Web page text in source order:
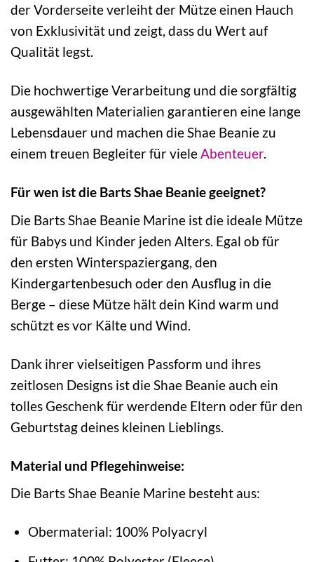
der Vorderseite verleiht der Mütze einen Hauch
von Exklusivität und zeigt, dass du Wert auf
Qualität legst.
Die hochwertige Verarbeitung und die sorgfältig
ausgewählten Materialien garantieren eine lange
Lebensdauer und machen die Shae Beanie zu
einem treuen Begleiter für vieleAbenteuer.
Für wen ist die Barts Shae Beanie geeignet?
Die Barts Shae Beanie Marine ist die ideale Mütze
für Babys und Kinder jeden Alters. Egal ob für
den ersten Winterspaziergang, den
Kindergartenbesuch oder den Ausflug in die
Berge – diese Mütze hält dein Kind warm und
schützt es vor Kälte und Wind.
Dank ihrer vielseitigen Passform und ihres
zeitlosen Designs ist die Shae Beanie auch ein
tolles Geschenk für werdende Eltern oder für den
Geburtstag deines kleinen Lieblings.
Material und Pflegehinweise:
Die Barts Shae Beanie Marine besteht aus:
Obermaterial: 100% Polyacryl